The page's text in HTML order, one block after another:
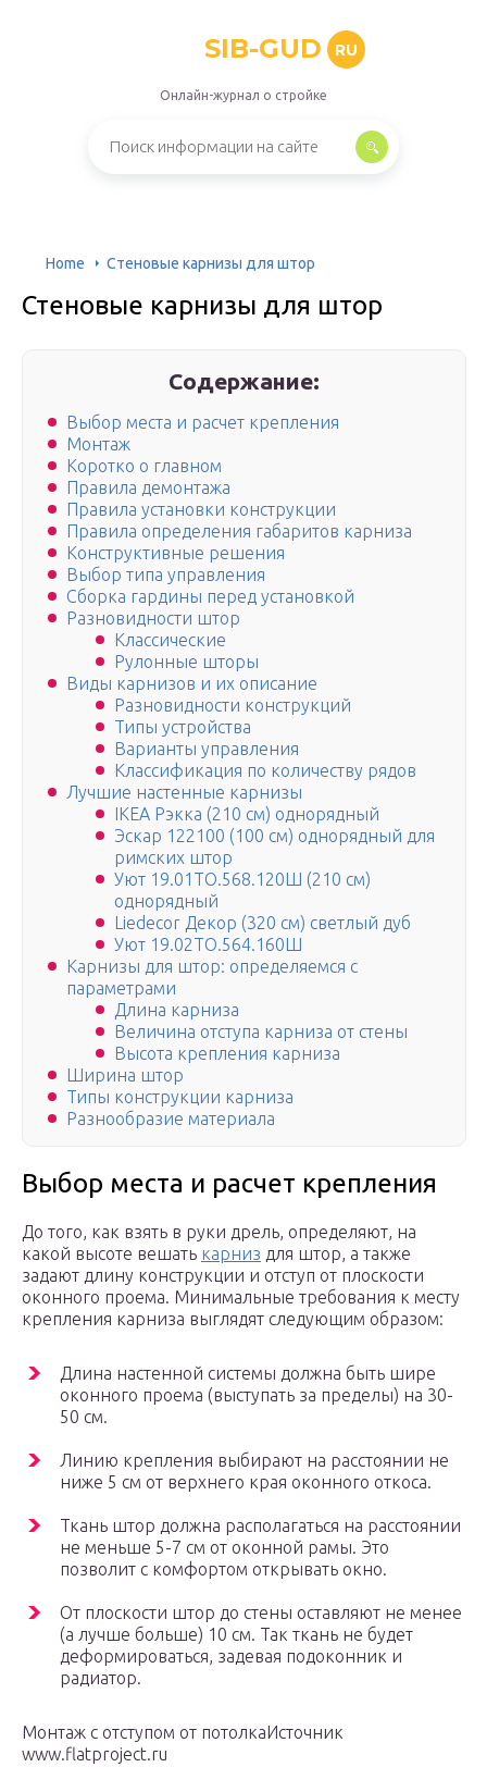
SIB-GUD RU
Онлайн-журнал о стройке
Home Стеновые карнизы для штор
Стеновые карнизы для штор
Содержание:
Выбор места и расчет крепления
Монтаж
Коротко о главном
Правила демонтажа
Правила установки конструкции
Правила определения габаритов карниза
Конструктивные решения
Выбор типа управления
Сборка гардины перед установкой
Разновидности штор
Классические
Рулонные шторы
Виды карнизов и их описание
Разновидности конструкций
Типы устройства
Варианты управления
Классификация по количеству рядов
Лучшие настенные карнизы
IKEA Рэкка (210 см) однорядный
Эскар 122100 (100 см) однорядный для
римских штор
Уют 19.01ТО.568.120Ш (210 см)
однорядный
Liedecor Декор (320 см) светлый дуб
Уют 19.02ТО.564.160Ш
Карнизы для штор: определяемся с
параметрами
Длина карниза
Величина отступа карниза от стены
Высота крепления карниза
Ширина штор
Типы конструкции карниза
Разнообразие материала
Выбор места и расчет крепления
До того, как взять в руки дрель, определяют, на
какой высоте вешать карниз для штор, а также
задают длину конструкции и отступ от плоскости
оконного проема. Минимальные требования к месту
крепления карниза выглядят следующим образом:
Длина настенной системы должна быть шире
оконного проема (выступать за пределы) на 30-
50 см.
Линию крепления выбирают на расстоянии не
ниже 5 см от верхнего края оконного откоса.
Ткань штор должна располагаться на расстоянии
не меньше 5-7 см от оконной рамы. Это
позволит с комфортом открывать окно.
От плоскости штор до стены оставляют не менее
(а лучше больше) 10 см. Так ткань не будет
деформироваться, задевая подоконник и
радиатор.
Монтаж с отступом от потолкаИсточник
www.flatproject.ru